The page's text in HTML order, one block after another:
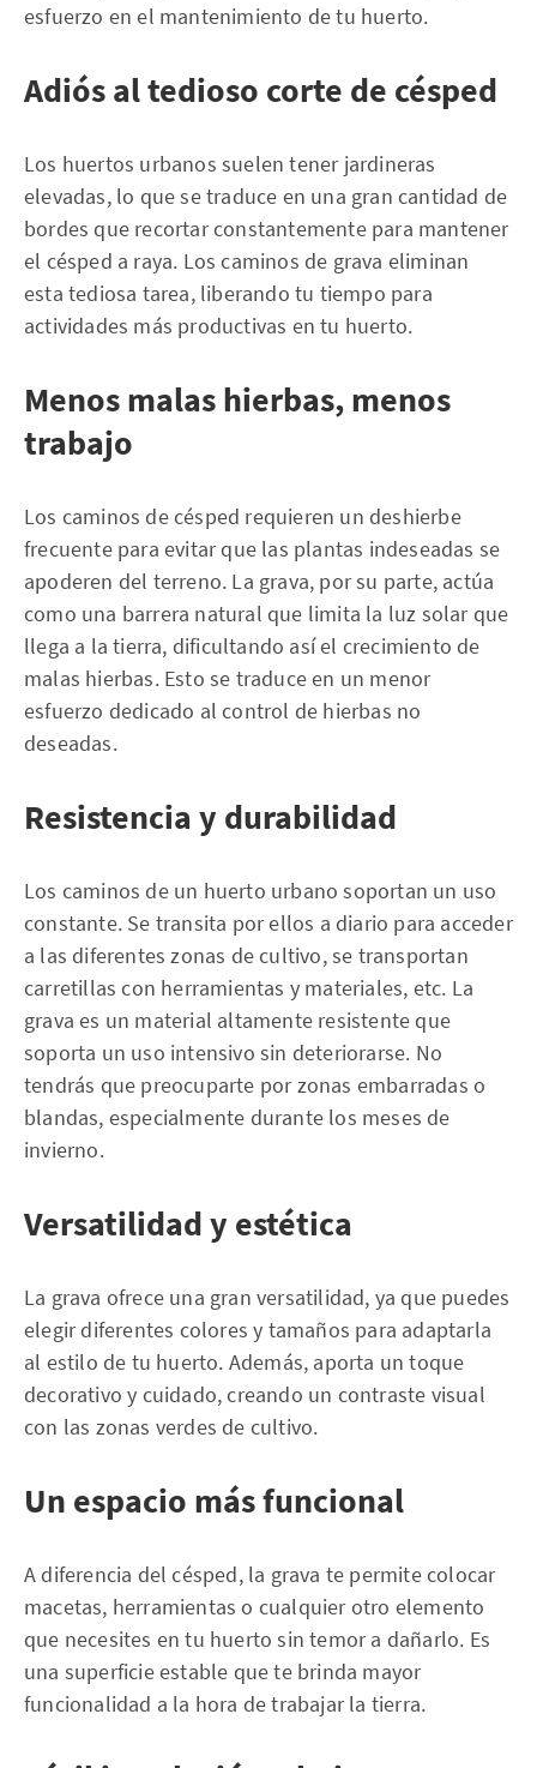
esfuerzo en el mantenimiento de tu huerto.
Adiós al tedioso corte de césped
Los huertos urbanos suelen tener jardineras
elevadas, lo que se traduce en una gran cantidad de
bordes que recortar constantemente para mantener
el césped a raya. Los caminos de grava eliminan
esta tediosa tarea, liberando tu tiempo para
actividades más productivas en tu huerto.
Menos malas hierbas, menos
trabajo
Los caminos de césped requieren un deshierbe
frecuente para evitar que las plantas indeseadas se
apoderen del terreno. La grava, por su parte, actúa
como una barrera natural que limita la luz solar que
llega a la tierra, dificultando así el crecimiento de
malas hierbas. Esto se traduce en un menor
esfuerzo dedicado al control de hierbas no
deseadas.
Resistencia y durabilidad
Los caminos de un huerto urbano soportan un uso
constante. Se transita por ellos a diario para acceder
a las diferentes zonas de cultivo, se transportan
carretillas con herramientas y materiales, etc. La
grava es un material altamente resistente que
soporta un uso intensivo sin deteriorarse. No
tendrás que preocuparte por zonas embarradas o
blandas, especialmente durante los meses de
invierno.
Versatilidad y estética
La grava ofrece una gran versatilidad, ya que puedes
elegir diferentes colores y tamaños para adaptarla
al estilo de tu huerto. Además, aporta un toque
decorativo y cuidado, creando un contraste visual
con las zonas verdes de cultivo.
Un espacio más funcional
A diferencia del césped, la grava te permite colocar
macetas, herramientas o cualquier otro elemento
que necesites en tu huerto sin temor a dañarlo. Es
una superficie estable que te brinda mayor
funcionalidad a la hora de trabajar la tierra.